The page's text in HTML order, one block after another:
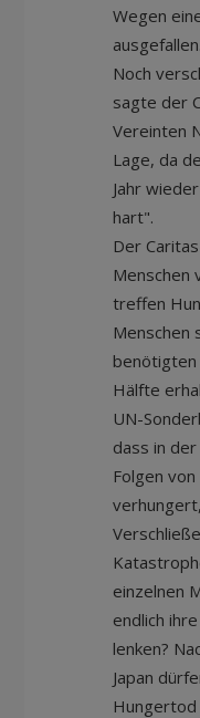
Wegen
Noch
sagte der
Vereinten
Lage, da
Jahr
hart".
Der
Menschen
treffen
Menschen
benötigten
Hälfte
UN-
dass in
Folgen
einzelnen
endlich
lenken?
Japan